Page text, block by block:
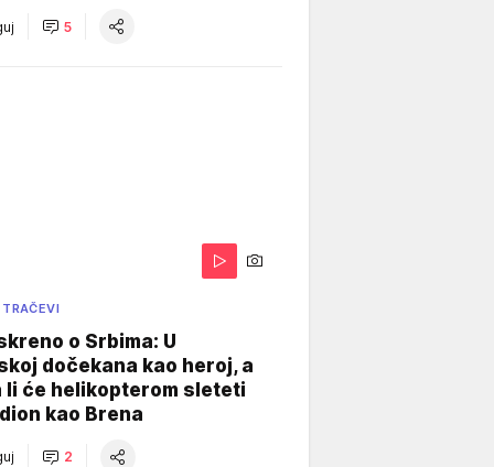
5
o Srbima: U
dočekana kao heroj, a
li će helikopterom sleteti
kao Brena
2